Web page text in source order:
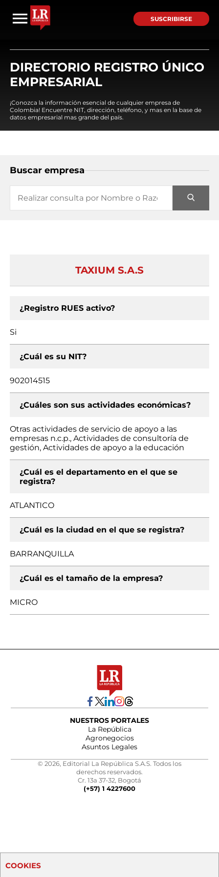
SUSCRIBIRSE
DIRECTORIO REGISTRO ÚNICO
EMPRESARIAL
¡Conozca la información esencial de cualquier empresa de
Colombia! Encuentre NIT, dirección, teléfono, y mas en la base de
datos empresarial mas grande del país.
Buscar empresa
TAXIUM S.A.S
¿Registro RUES activo?
Si
¿Cuál es su NIT?
902014515
¿Cuáles son sus actividades económicas?
Otras actividades de servicio de apoyo a las
empresas n.c.p., Actividades de consultoría de
gestión, Actividades de apoyo a la educación
¿Cuál es el departamento en el que se
registra?
ATLANTICO
¿Cuál es la ciudad en el que se registra?
BARRANQUILLA
¿Cuál es el tamaño de la empresa?
MICRO
NUESTROS PORTALES
La República
Agronegocios
Asuntos Legales
© 2026, Editorial La República S.A.S. Todos los
derechos reservados.
Cr. 13a 37-32, Bogotá
(+57) 1 4227600
COOKIES